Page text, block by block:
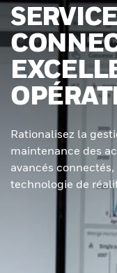
Rationalisez la
maintenance des
avancés
technologie de